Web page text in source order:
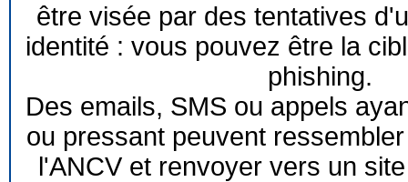
être visée par des tentatives
identité : vous pouvez être la
phishing.
Des emails, SMS ou appels
ou pressant peuvent
l'ANCV et renvoyer vers un